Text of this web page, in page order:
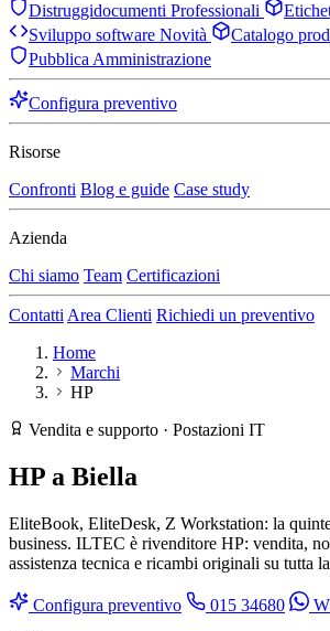
Distruggidocumenti Professionali
Sviluppo software Novità Catalogo
Pubblica Amministrazione
Configura preventivo
Risorse
Confronti Blog e guide Case study
Azienda
Chi siamo Team Certificazioni
Contatti Area Clienti Richiedi un preventivo
Home
Marchi
HP
Vendita e supporto · Postazioni IT
HP a Biella
EliteBook, EliteDesk, Z Workstation: la
business. ILTEC è rivenditore HP: vendita,
assistenza tecnica e ricambi originali su tutta
Configura preventivo 015 34680